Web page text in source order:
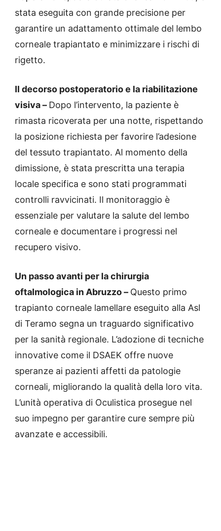
stata eseguita con grande precisione per
garantire un adattamento ottimale del lembo
corneale trapiantato e minimizzare i rischi di
rigetto.
Il decorso postoperatorio e la riabilitazione
visiva – Dopo l’intervento, la paziente è
rimasta ricoverata per una notte, rispettando
la posizione richiesta per favorire l’adesione
del tessuto trapiantato. Al momento della
dimissione, è stata prescritta una terapia
locale specifica e sono stati programmati
controlli ravvicinati. Il monitoraggio è
essenziale per valutare la salute del lembo
corneale e documentare i progressi nel
recupero visivo.
Un passo avanti per la chirurgia
oftalmologica in Abruzzo – Questo primo
trapianto corneale lamellare eseguito alla Asl
di Teramo segna un traguardo significativo
per la sanità regionale. L’adozione di tecniche
innovative come il DSAEK offre nuove
speranze ai pazienti affetti da patologie
corneali, migliorando la qualità della loro vita.
L’unità operativa di Oculistica prosegue nel
suo impegno per garantire cure sempre più
avanzate e accessibili.